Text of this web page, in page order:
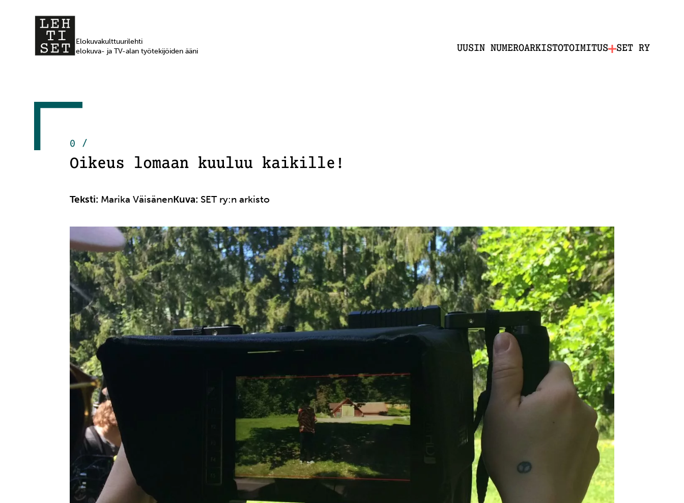
Elokuvakulttuurilehti
elokuva- ja TV-alan työtekijöiden ääni
UUSIN NUMEROARKISTOTOIMITUS SET RY
0 /
Oikeus lomaan kuuluu kaikille!
Teksti: Marika VäisänenKuva: SET ry:n arkisto